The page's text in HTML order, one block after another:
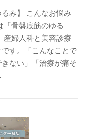
るみ】 こんなお悩み
「骨盤底筋のゆる
産婦人科と美容診療
す。「こんなことで
ない」「治療が痛そ